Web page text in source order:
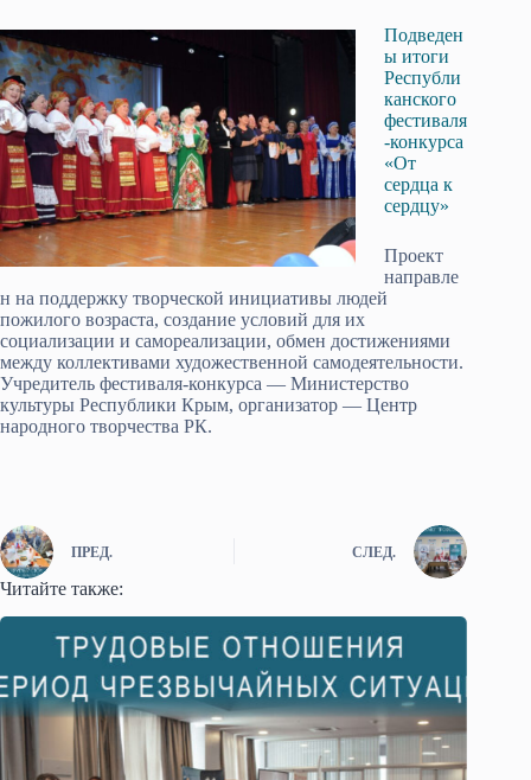
Подведен
ы итоги
Республи
канского
фестиваля
-конкурса
«От
сердца к
сердцу»
Проект
направле
н на поддержку творческой инициативы людей
пожилого возраста, создание условий для их
социализации и самореализации, обмен достижениями
между коллективами художественной самодеятельности.
Учредитель фестиваля-конкурса — Министерство
культуры Республики Крым, организатор — Центр
народного творчества РК.
ПРЕД. СЛЕД.
Читайте также: